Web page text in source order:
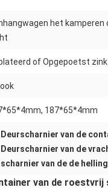
het kamperen
of Opgepoetst zink
187*65*4mm
Deurscharnier van de
Deurscharnier van de
scharnier van de de
van de